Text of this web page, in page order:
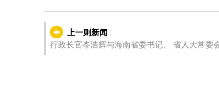
上一则新闻
行政长官岑浩辉与海南省委书记、 省人大常委